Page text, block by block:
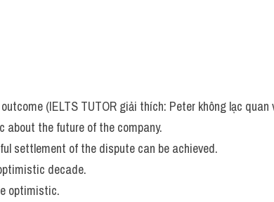
(IELTS TUTOR giải thích: Peter không lạc quan
the future of the company.
settlement of the dispute can be achieved.
decade.
optimistic.